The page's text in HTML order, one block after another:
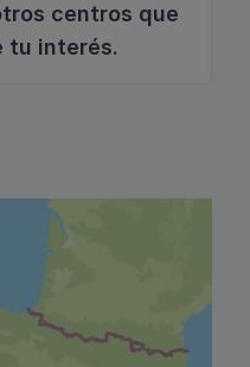
centros que
tu interés.